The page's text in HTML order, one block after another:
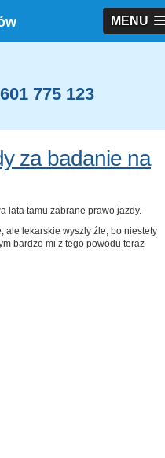
MENU
601 775 123
za badanie na
lata tamu zabrane prawo jazdy.
ale lekarskie wyszly źle, bo niestety
bardzo mi z tego powodu teraz